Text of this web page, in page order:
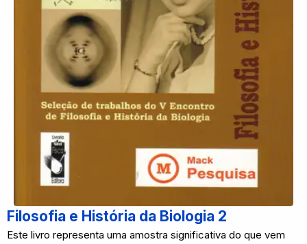
Filosofia e História da Biologia 2
Este livro representa uma amostra significativa do que vem